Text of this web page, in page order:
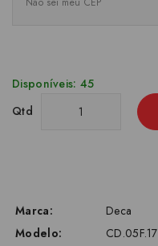
Disponíveis: 45
Qtd
Marca:
Deca
Modelo:
CD.05F.17